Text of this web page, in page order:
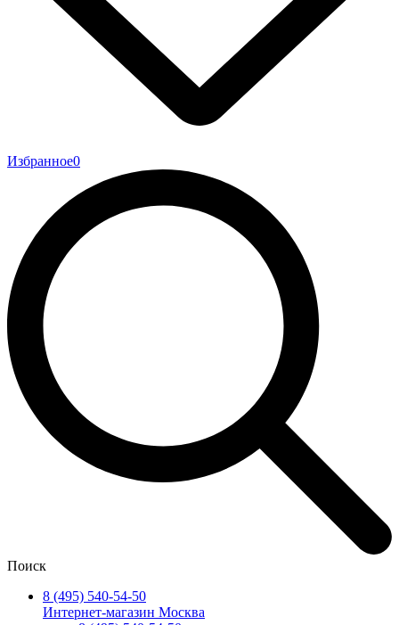
Избранное0
Поиск
8 (495) 540-54-50
Интернет-магазин Москва